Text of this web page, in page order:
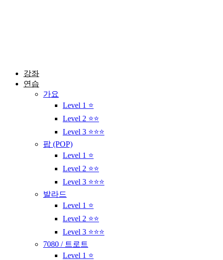
강좌
연습
가요
Level 1 ⭐
Level 2 ⭐⭐
Level 3 ⭐⭐⭐
팝 (POP)
Level 1 ⭐
Level 2 ⭐⭐
Level 3 ⭐⭐⭐
발라드
Level 1 ⭐
Level 2 ⭐⭐
Level 3 ⭐⭐⭐
7080 / 트로트
Level 1 ⭐